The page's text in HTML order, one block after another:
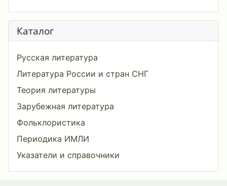
Каталог
Русская литература
Литература России и стран СНГ
Теория литературы
Зарубежная литература
Фольклористика
Периодика ИМЛИ
Указатели и справочники